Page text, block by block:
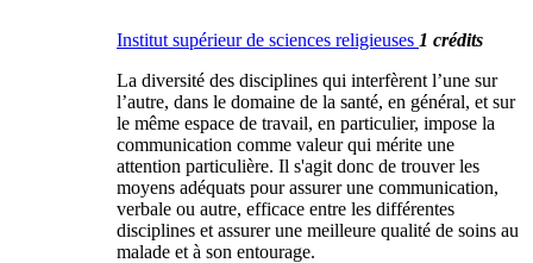
Institut supérieur de sciences religieuses 1 crédits
La diversité des disciplines qui interfèrent l’une sur
l’autre, dans le domaine de la santé, en général, et sur
le même espace de travail, en particulier, impose la
communication comme valeur qui mérite une
attention particulière. Il s'agit donc de trouver les
moyens adéquats pour assurer une communication,
verbale ou autre, efficace entre les différentes
disciplines et assurer une meilleure qualité de soins au
malade et à son entourage.